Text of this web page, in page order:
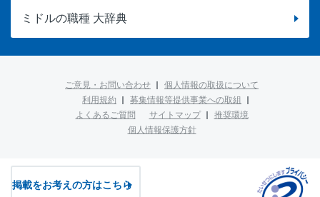
ミドルの職種 大辞典
ご意見・お問い合わせ
個人情報の取扱について
利用規約
募集情報等提供事業への取組
よくあるご質問
サイトマップ
推奨環境
個人情報保護方針
掲載をお考えの方はこちら